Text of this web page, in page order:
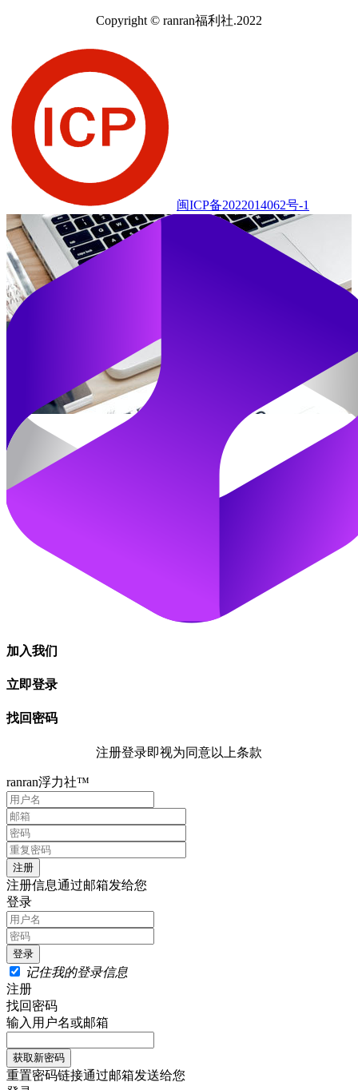
Copyright © ranran福利社.2022
闽ICP备2022014062号-1
加入我们
立即登录
找回密码
注册登录即视为同意以上条款
ranran浮力社™
注册信息通过邮箱发给您
登录
记住我的登录信息
注册
找回密码
输入用户名或邮箱
重置密码链接通过邮箱发送给您